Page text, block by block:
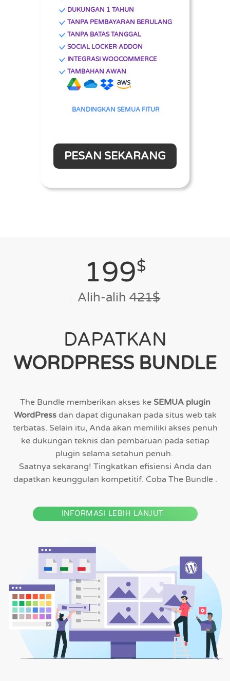
DUKUNGAN 1 TAHUN
TANPA PEMBAYARAN BERULANG
TANPA BATAS TANGGAL
SOCIAL LOCKER ADDON
INTEGRASI WOOCOMMERCE
TAMBAHAN AWAN
BANDINGKAN SEMUA FITUR
PESAN SEKARANG
199$
Alih-alih421$
DAPATKAN
WORDPRESS BUNDLE
The Bundle memberikan akses keSEMUA plugin
WordPressdan dapat digunakan pada situs web tak
terbatas. Selain itu, Anda akan memiliki akses penuh
ke dukungan teknis dan pembaruan pada setiap
plugin selama setahun penuh.
Saatnya sekarang! Tingkatkan efisiensi Anda dan
dapatkan keunggulan kompetitif. Coba The Bundle .
INFORMASI LEBIH LANJUT